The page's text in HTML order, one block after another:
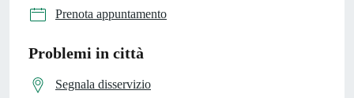
Prenota appuntamento
Problemi in città
Segnala disservizio